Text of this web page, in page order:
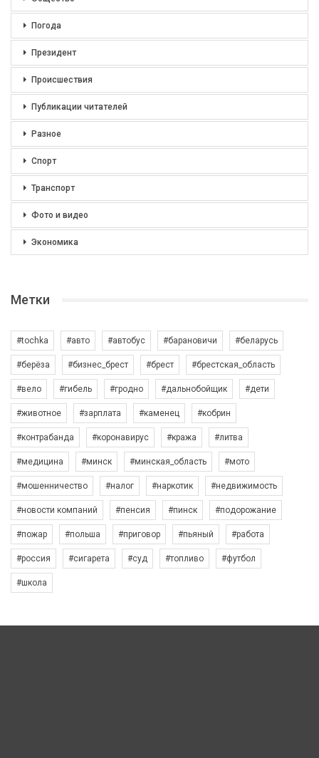
Погода
Президент
Происшествия
Публикации читателей
Разное
Спорт
Транспорт
Фото и видео
Экономика
Метки
#tochka #авто #автобус #барановичи #беларусь
#берёза #бизнес_брест #брест #брестская_область
#вело #гибель #гродно #дальнобойщик #дети
#животное #зарплата #каменец #кобрин
#контрабанда #коронавирус #кража #литва
#медицина #минск #минская_область #мото
#мошенничество #налог #наркотик #недвижимость
#новости компаний #пенсия #пинск #подорожание
#пожар #польша #приговор #пьяный #работа
#россия #сигарета #суд #топливо #футбол
#школа